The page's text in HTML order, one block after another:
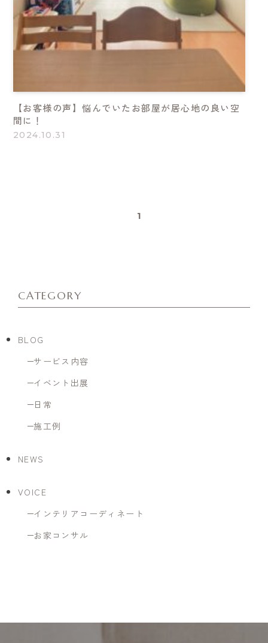
【お客様の声】悩んでいたお部屋が居心地の良い空
間に！
2024.10.31
1
CATEGORY
BLOG
サービス内容
イベント出展
日常
施工例
NEWS
VOICE
インテリアコーディネート
お家コンサル